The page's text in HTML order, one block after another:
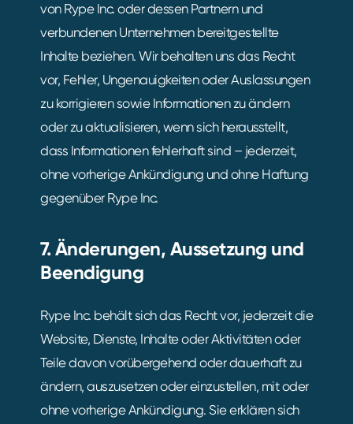
von Rype Inc. oder dessen Partnern und
verbundenen Unternehmen bereitgestellte
Inhalte beziehen. Wir behalten uns das Recht
vor, Fehler, Ungenauigkeiten oder Auslassungen
zu korrigieren sowie Informationen zu ändern
oder zu aktualisieren, wenn sich herausstellt,
dass Informationen fehlerhaft sind – jederzeit,
ohne vorherige Ankündigung und ohne Haftung
gegenüber Rype Inc.
7. Änderungen, Aussetzung und
Beendigung
Rype Inc. behält sich das Recht vor, jederzeit die
Website, Dienste, Inhalte oder Aktivitäten oder
Teile davon vorübergehend oder dauerhaft zu
ändern, auszusetzen oder einzustellen, mit oder
ohne vorherige Ankündigung. Sie erklären sich